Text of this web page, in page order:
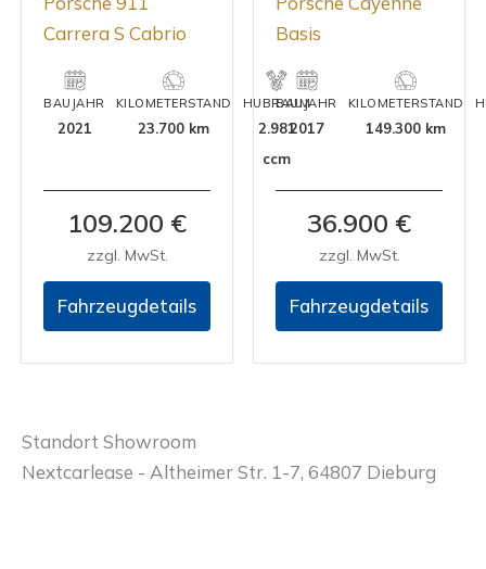
Carrera S Cabrio
BAUJAHR
2021
KILOMETERSTAND
23.700 km
HUBRAUM
2.981
ccm
109.200 €
zzgl. MwSt.
Fahrzeugdetails
Basis
BAUJAHR
2017
KILOMETERSTAND
149.300 km
36.900 €
zzgl. MwSt.
Fahrzeugdetails
Standort Showroom
Nextcarlease - Altheimer Str. 1-7, 64807 Dieburg